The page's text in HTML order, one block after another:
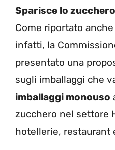
Sparisce lo
Come riportato anche
infatti, la
presentato una
sugli imballaggi che
imballaggi monouso
zucchero nel settore
hotellerie, restaurant